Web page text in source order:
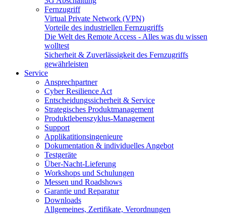
Fernzugriff
Virtual Private Network (VPN)
Vorteile des industriellen Fernzugriffs
Die Welt des Remote Access - Alles was du wissen
wolltest
Sicherheit & Zuverlässigkeit des Fernzugriffs
gewährleisten
Service
Ansprechpartner
Cyber Resilience Act
Entscheidungssicherheit & Service
Strategisches Produktmanagement
Produktlebenszyklus-Management
Support
Applikatitionsingenieure
Dokumentation & individuelles Angebot
Testgeräte
Über-Nacht-Lieferung
Workshops und Schulungen
Messen und Roadshows
Garantie und Reparatur
Downloads
Allgemeines, Zertifikate, Verordnungen